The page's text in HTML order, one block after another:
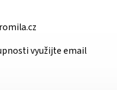
využijte email